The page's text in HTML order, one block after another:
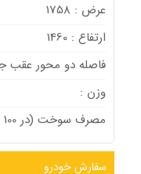
عرض : 1758
ارتفاع : 1460
فاصله دو محور عقب جلو :
وزن :
مصرف سوخت (در 100 كيلومتر ) ترکیبی : 6.4
سفارش خودرو